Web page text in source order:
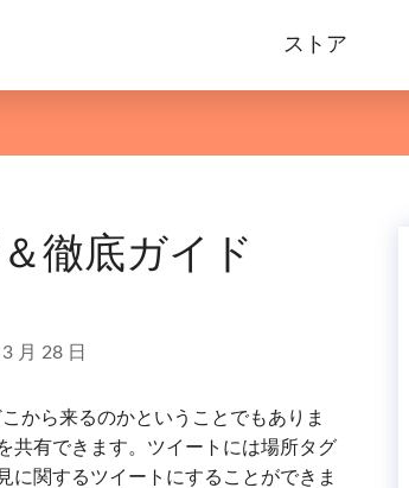
ストア
徹底ガイド
月 28 日
から来るのかということでもありま
共有できます。ツイートには場所タグ
に関するツイートにすることができま